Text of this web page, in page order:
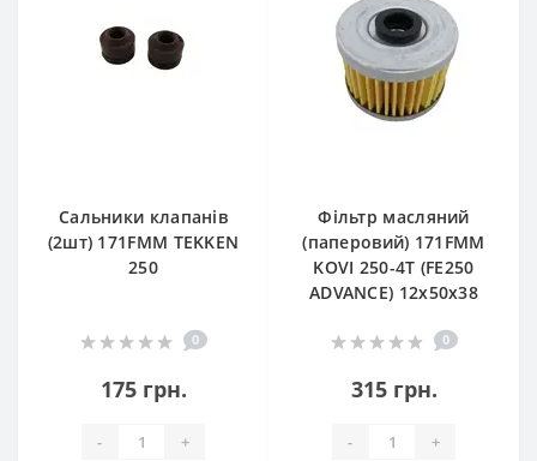
Сальники клапанів
(2шт) 171FMM TEKKEN
250
0
175 грн.
- +
Фільтр масляний
(паперовий) 171FMM
KOVI 250-4T (FE250
ADVANCE) 12х50х38
0
315 грн.
- +